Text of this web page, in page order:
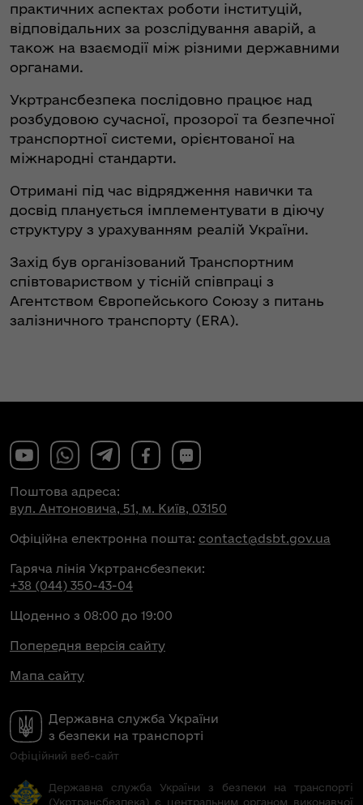
практичних аспектах роботи інституцій,
відповідальних за розслідування аварій, а
також на взаємодії між різними державними
органами.
Укртрансбезпека послідовно працює над
розбудовою сучасної, прозорої та безпечної
транспортної системи, орієнтованої на
міжнародні стандарти.
Отримані під час відрядження навички та
досвід планується імплементувати в діючу
структуру з урахуванням реалій України.
Захід був організований Транспортним
співтовариством у тісній співпраці з
Агентством Європейського Союзу з питань
залізничного транспорту (ERA).
Державна служба України
з безпеки на транспорті
Офіційний веб-сайт
Поштова адреса:
вул. Антоновича, 51, м. Київ, 03150
Офіційна електронна пошта: contact@dsbt.gov.ua
Гаряча лінія Укртрансбезпеки:
+38 (044) 350-43-04
Щоденно з 08:00 до 19:00
Попередня версія сайту
Мапа сайту
Державна служба України з безпеки на транспорті
(Укртрансбезпека) є центральним органом виконавчої